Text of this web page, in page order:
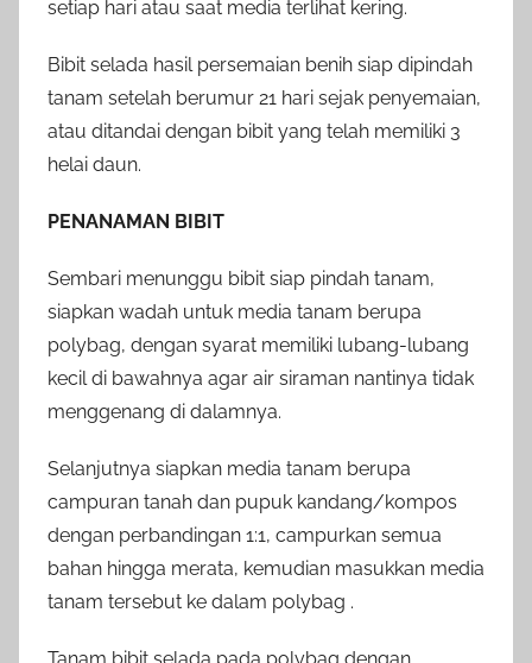
setiap hari atau saat media terlihat kering.
Bibit selada hasil persemaian benih siap dipindah
tanam setelah berumur 21 hari sejak penyemaian,
atau ditandai dengan bibit yang telah memiliki 3
helai daun.
PENANAMAN BIBIT
Sembari menunggu bibit siap pindah tanam,
siapkan wadah untuk media tanam berupa
polybag, dengan syarat memiliki lubang-lubang
kecil di bawahnya agar air siraman nantinya tidak
menggenang di dalamnya.
Selanjutnya siapkan media tanam berupa
campuran tanah dan pupuk kandang/kompos
dengan perbandingan 1:1, campurkan semua
bahan hingga merata, kemudian masukkan media
tanam tersebut ke dalam polybag .